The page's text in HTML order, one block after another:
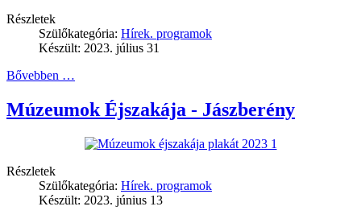
Részletek
Szülőkategória: Hírek. programok
Készült: 2023. július 31
Bővebben …
Múzeumok Éjszakája - Jászberény
Részletek
Szülőkategória: Hírek. programok
Készült: 2023. június 13